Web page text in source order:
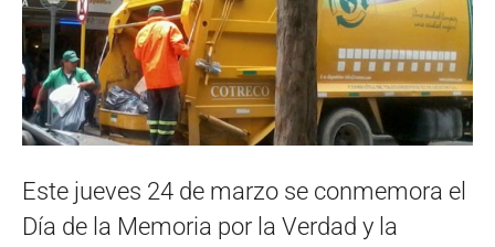
Este jueves 24 de marzo se conmemora el
Día de la Memoria por la Verdad y la